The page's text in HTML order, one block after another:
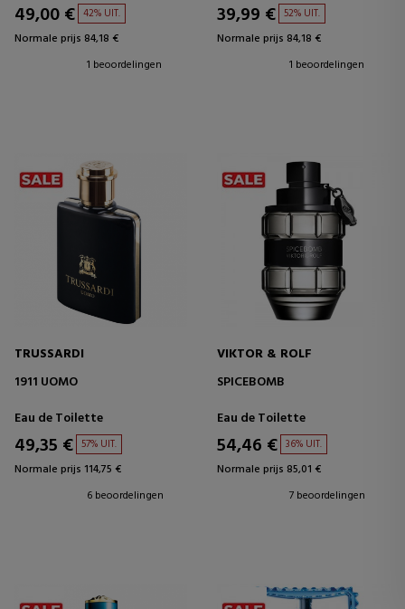
49,00 € 42% UIT.
Normale prijs 84,18 €
1 beoordelingen
39,99 € 52% UIT.
Normale prijs 84,18 €
1 beoordelingen
TRUSSARDI
1911 UOMO
Eau de Toilette
49,35 € 57% UIT.
Normale prijs 114,75 €
6 beoordelingen
VIKTOR & ROLF
SPICEBOMB
Eau de Toilette
54,46 € 36% UIT.
Normale prijs 85,01 €
7 beoordelingen